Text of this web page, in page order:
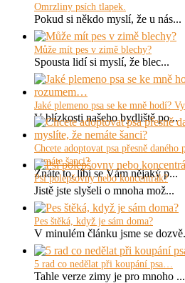
Omrzliny psích tlapek.
Pokud si někdo myslí, že u nás...
Může mít pes v zimě blechy?
Spousta lidí si myslí, že blec...
Jaké plemeno psa se ke mně hodí?
V blízkosti našeho bydliště po...
Chcete adoptovat psa přesně
nemáte šanci?
Znáte to, líbí se Vám nějaký p...
Psí polepšovny nebo koncentrák?
Jistě jste slyšeli o mnoha mož...
Pes štěká, když je sám doma?
V minulém článku jsme se
5 rad co nedělat při koupání psa…
Tahle verze zimy je pro mnoho ...